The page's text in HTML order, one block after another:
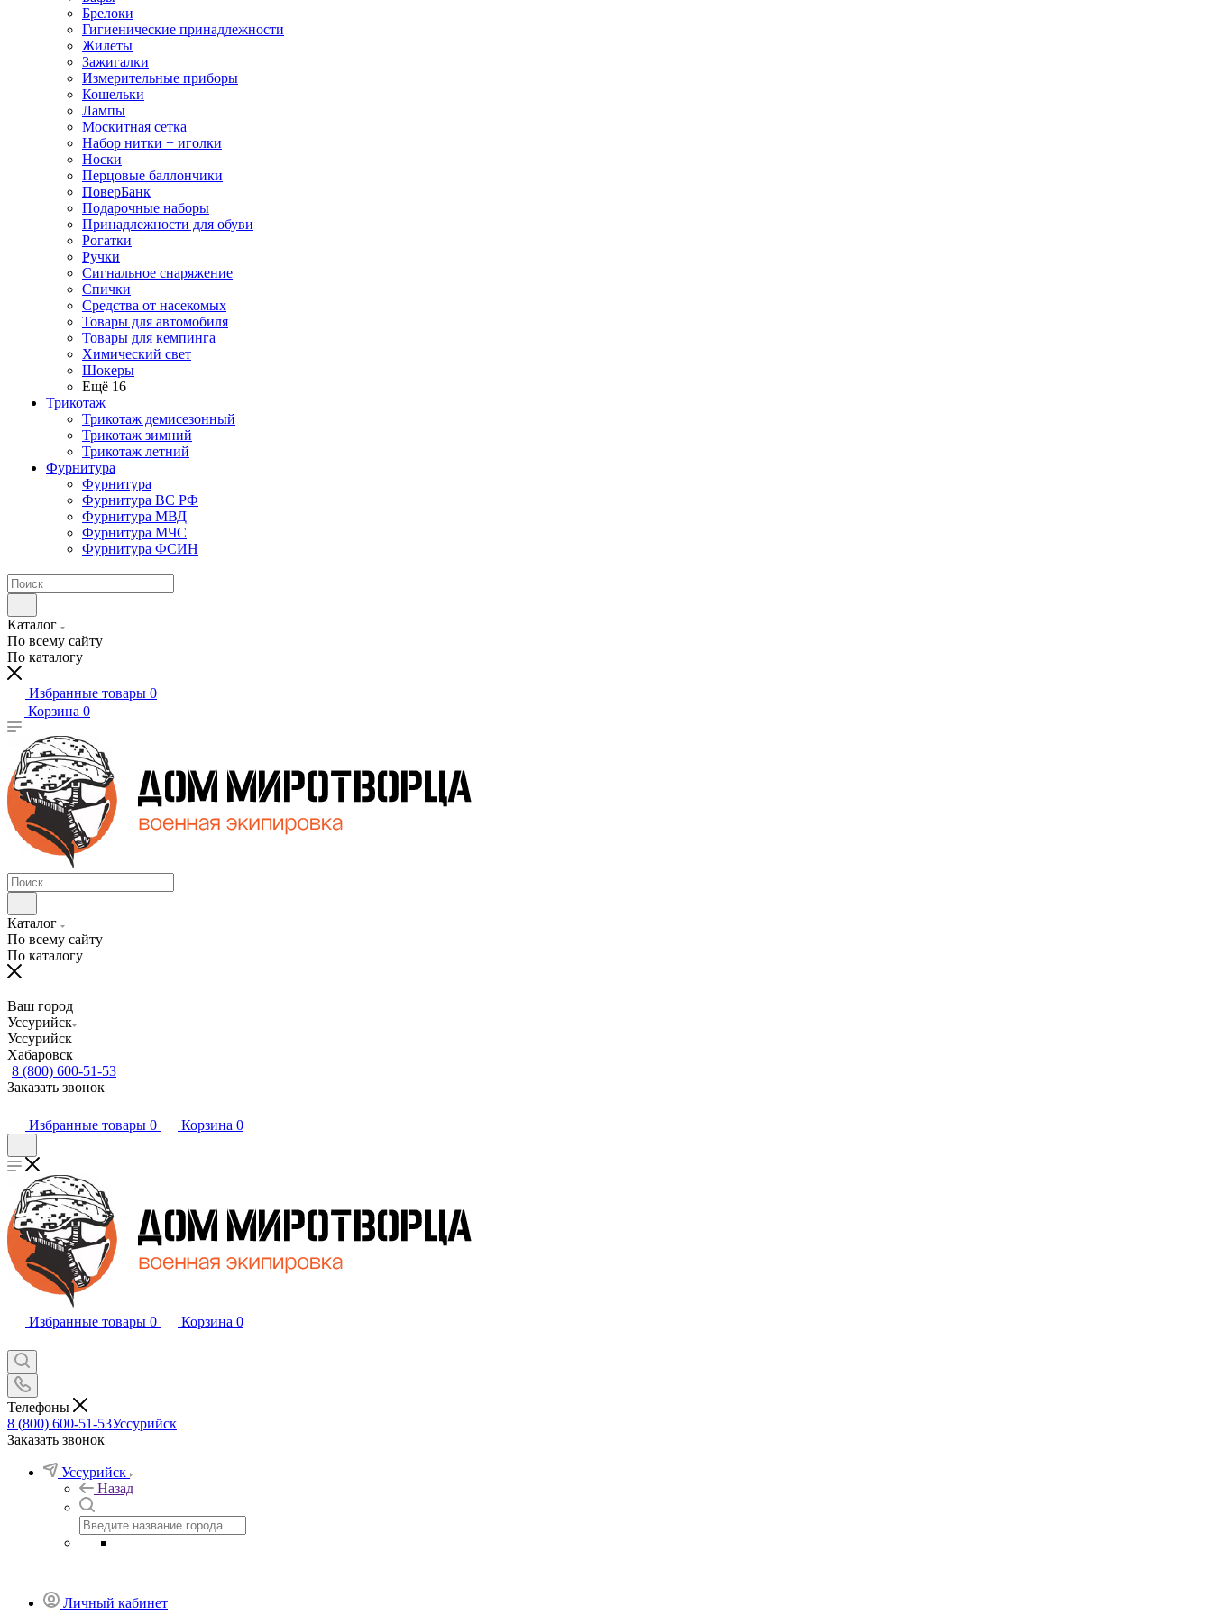
Брелоки
Гигиенические принадлежности
Жилеты
Зажигалки
Измерительные приборы
Кошельки
Лампы
Москитная сетка
Набор нитки + иголки
Носки
Перцовые баллончики
ПоверБанк
Подарочные наборы
Принадлежности для обуви
Рогатки
Ручки
Сигнальное снаряжение
Спички
Средства от насекомых
Товары для автомобиля
Товары для кемпинга
Химический свет
Шокеры
Ещё 16
Трикотаж
Трикотаж демисезонный
Трикотаж зимний
Трикотаж летний
Фурнитура
Фурнитура
Фурнитура ВС РФ
Фурнитура МВД
Фурнитура МЧС
Фурнитура ФСИН
Каталог
По всему сайту
По каталогу
Избранные товары 0
Корзина 0
Каталог
По всему сайту
По каталогу
Ваш город
Уссурийск
Уссурийск
Хабаровск
8 (800) 600-51-53
Заказать звонок
Избранные товары 0 Корзина 0
Избранные товары 0 Корзина 0
Телефоны
8 (800) 600-51-53Уссурийск
Заказать звонок
Уссурийск
Назад
Личный кабинет